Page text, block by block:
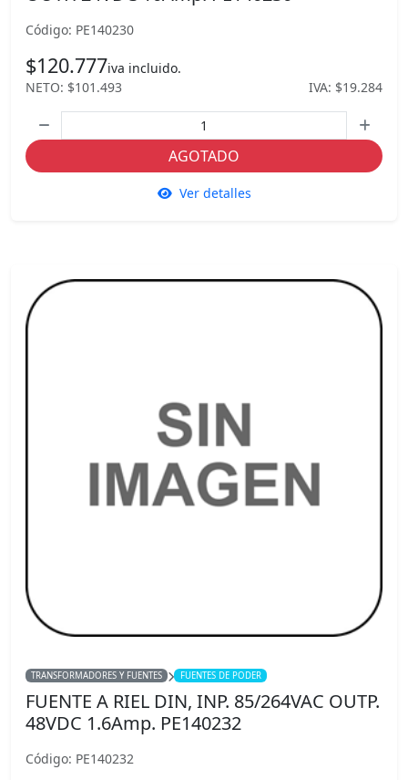
Código: PE140230
$120.777iva incluido.
NETO: $101.493
IVA: $19.284
AGOTADO
Ver detalles
TRANSFORMADORES Y FUENTES FUENTES DE PODER
FUENTE A RIEL DIN, INP. 85/264VAC OUTP.
48VDC 1.6Amp. PE140232
Código: PE140232